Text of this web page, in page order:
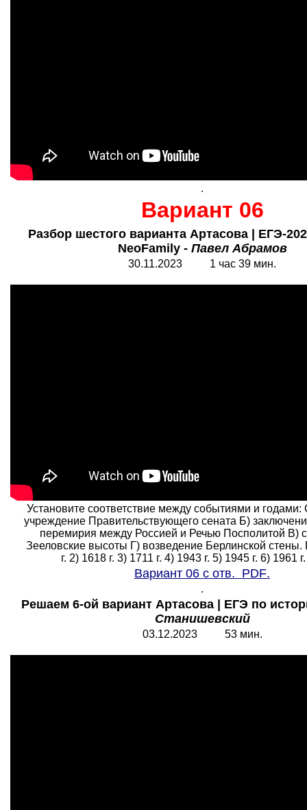
.
Вариант 06
Разбор шестого варианта Артасова | ЕГЭ-
NeoFamily - Павел Абрамов
30.11.2023 1 час 39 мин.
Установите соответствие между событиями и
учреждение Правительствующего сената Б)
перемирия между Россией и Речью Посполитой B)
Зееловские высоты Г) возведение Берлинской
г. 2) 1618 г. 3) 1711 г. 4) 1943 г. 5) 1945 г. 6) 1961
Вариант 06 с отв. PDF.
.
Решаем 6-ой вариант Артасова | ЕГЭ по
Станишевский
03.12.2023 53 мин.